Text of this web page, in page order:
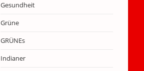
Gesundheit
Grüne
GRÜNEs
Indianer